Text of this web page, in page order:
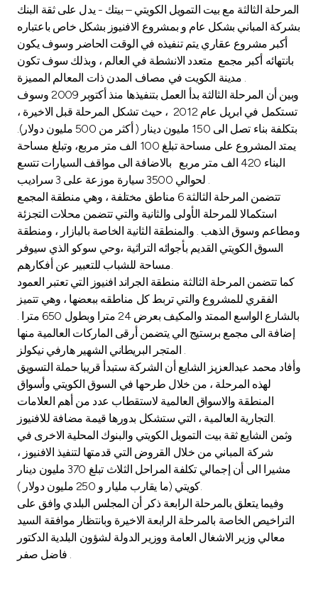
المرحلة الثالثة مع بيت التمويل الكويتي – بيتك - يدل على ثقة البنك
بشركة المباني بشكل عام و بمشروع الافنيوز بشكل خاص باعتباره
أكبر مشروع عقاري يتم تنفيذه في الوقت الحاضر وسوف يكون
بانتهائه أكبر مجمع متعدد الانشطة في العالم ، وبذلك سوف تكون
مدينة الكويت في مصاف المدن ذات المعالم المميزة .
وبين أن المرحلة الثالثة بدأ العمل بتنفيذها منذ أكتوبر 2009 وسوف
تستكمل في ابريل عام 2012 ، حيث تشكل المرحلة قبل الاخيرة ،
بتكلفة بناء تصل الى 150 مليون دينار ( أكثر من 500 مليون دولار).
يمتد المشروع على مساحة تبلغ 100 الف متر مربع، وتبلغ مساحة
البناء 420 الف متر مربع بالاضافة الى مواقف السيارات تتسع
لحوالي 3500 سيارة موزعة على 3 سراديب .
تتضمن المرحلة الثالثة 6 مناطق مختلفة ، وهي منطقة المجمع
استكمالا للمرحلة الأولى والثانية والتي تتضمن محلات التجزئة
ومطاعم وسوق الذهب . والمنطقة الثانية الخاصة بالبازار ، ومنطقة
السوق الكويتي القديم بأجوائه التراثية ،وحي سوكو الذي سيوفر
مساحة للشباب للتعبير عن أفكارهم.
كما تتضمن المرحلة الثالثة منطقة الجراند افنيوز التي تعتبر العمود
الفقري للمشروع والتي تربط كل مناطقه ببعضها ، وهي تتميز
بالشارع الواسع الممتد والمكيف بعرض 24 مترا وبطول 650 مترا .
إضافة الى مجمع برستيج الي يتضمن أرقى الماركات العالمية منها
المتجر البريطاني الشهير هارفي نيكولز .
وأفاد محمد عبدالعزيز الشايع أن الشركة ستبدأ قريبا حملة التسويق
لهذه المرحلة ، من خلال طرحها في السوق الكويتي وأسواق
المنطقة والاسواق العالمية لاستقطاب عدد من أهم العلامات
التجارية العالمية ، التي ستشكل بدورها قيمة مضافة للافنيوز.
وثمن الشايع ثقة بيت التمويل الكويتي والبنوك المحلية الاخرى في
شركة المباني من خلال القروض التي قدمتها لتنفيذ الافنيوز ،
مشيرا الى أن إجمالي تكلفة المراحل الثلاث تبلغ 370 مليون دينار
كويتي (ما يقارب مليار و 250 مليون دولار ).
وفيما يتعلق بالمرحلة الرابعة ذكر أن المجلس البلدي وافق على
التراخيص الخاصة بالمرحلة الرابعة الاخيرة وبانتظار موافقة السيد
معالي وزير الاشغال العامة ووزير الدولة لشؤون البلدية الدكتور
فاضل صفر .